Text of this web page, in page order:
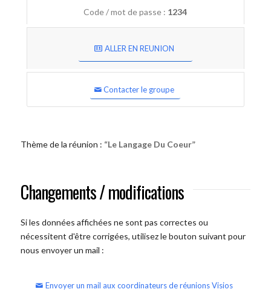
Code / mot de passe : 1234
ALLER EN REUNION
Contacter le groupe
Thème de la réunion : “Le Langage Du Coeur”
Changements / modifications
Si les données affichées ne sont pas correctes ou
nécessitent d'être corrigées, utilisez le bouton suivant pour
nous envoyer un mail :
Envoyer un mail aux coordinateurs de réunions Visios